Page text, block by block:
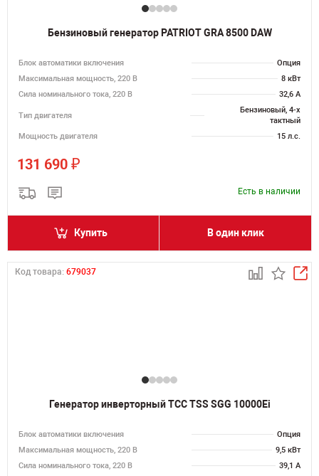
Бензиновый генератор PATRIOT GRA 8500 DAW
Блок автоматики включения
Опция
Максимальная мощность, 220 В
8 кВт
Сила номинального тока, 220 В
32,6 А
Тип двигателя
Бензиновый, 4-х
тактный
Мощность двигателя
15 л.с.
131 690 ₽
Есть в наличии
Купить В один клик
Код товара: 679037
Генератор инверторный ТСС TSS SGG 10000Ei
Блок автоматики включения
Опция
Максимальная мощность, 220 В
9,5 кВт
Сила номинального тока, 220 В
39,1 А